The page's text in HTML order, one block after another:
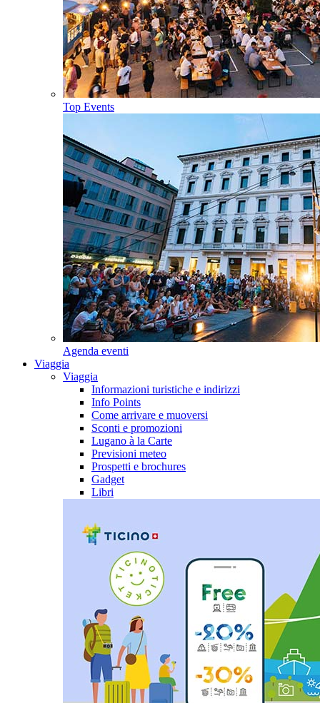
Top Events
Agenda eventi
Viaggia
Viaggia
Informazioni turistiche e indirizzi
Info Points
Come arrivare e muoversi
Sconti e promozioni
Lugano à la Carte
Previsioni meteo
Prospetti e brochures
Gadget
Libri